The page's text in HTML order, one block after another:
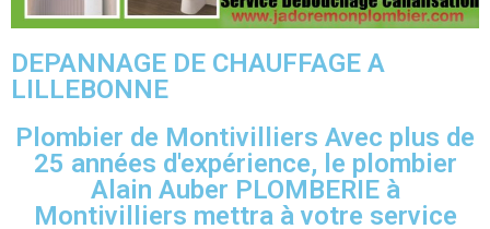
DEPANNAGE DE CHAUFFAGE A
LILLEBONNE
Plombier de Montivilliers Avec plus de
25 années d'expérience, le plombier
Alain Auber PLOMBERIE à
Montivilliers mettra à votre service